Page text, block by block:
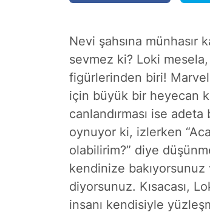
Nevi şahsına münhasır
sevmez ki? Loki
figürlerinden biri! Marvel
için büyük bir heyecan
canlandırması ise
oynuyor ki, izlerken
olabilirim?” diye
kendinize bakıyorsunuz
diyorsunuz. Kısacası,
insanı kendisiyle